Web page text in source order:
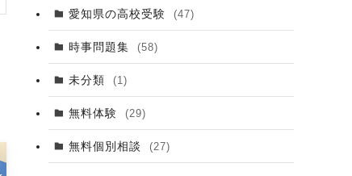
愛知県の高校受験 (47)
時事問題集 (58)
未分類 (1)
無料体験 (29)
無料個別相談 (27)